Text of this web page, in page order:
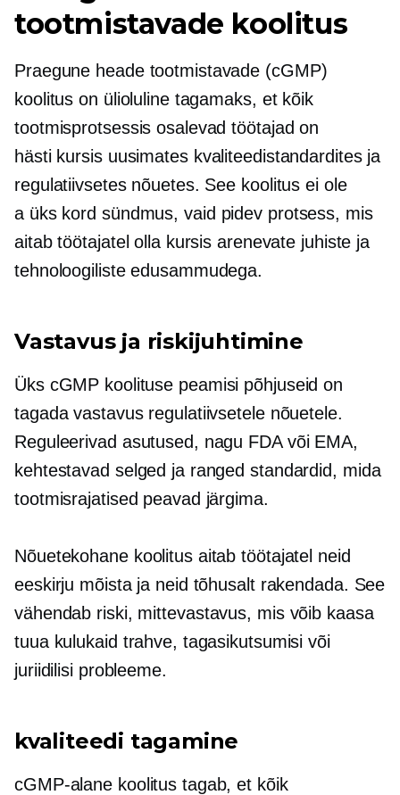
tootmistavade koolitus
Praegune heade tootmistavade (cGMP)
koolitus on ülioluline tagamaks, et kõik
tootmisprotsessis osalevad töötajad on
hästi kursisuusimates kvaliteedistandardites ja
regulatiivsetes nõuetes. See koolitus ei ole
a üks kord sündmus, vaid pidev protsess, mis
aitab töötajatel olla kursis arenevate juhiste ja
tehnoloogiliste edusammudega.
Vastavus ja riskijuhtimine
Üks cGMP koolituse peamisi põhjuseid on
tagada vastavus regulatiivsetele nõuetele.
Reguleerivad asutused, nagu FDA või EMA,
kehtestavad selged ja ranged standardid, mida
tootmisrajatised peavad järgima.
Nõuetekohane koolitus aitab töötajatel neid
eeskirju mõista ja neid tõhusalt rakendada. See
vähendab riski, mittevastavus, mis võib kaasa
tuua kulukaid trahve, tagasikutsumisi või
juriidilisi probleeme.
kvaliteedi tagamine
cGMP-alane koolitus tagab, et kõik